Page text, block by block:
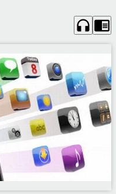
headphones chrome_reader_mode